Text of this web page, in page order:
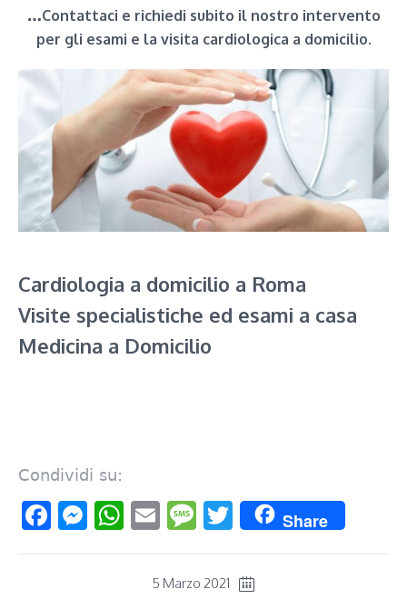
…Contattaci e richiedi subito il nostro intervento
per gli esami e la visita cardiologica a domicilio.
Cardiologia a domicilio a Roma
Visite specialistiche ed esami a casa
Medicina a Domicilio
Condividi su:
Facebook
Messenger
WhatsApp
EmailMessage
Twitter
Share
5 Marzo 2021